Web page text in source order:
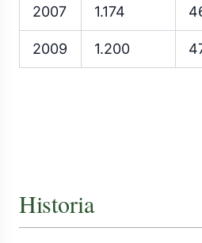
2007 1.174
2009 1.200
Historia